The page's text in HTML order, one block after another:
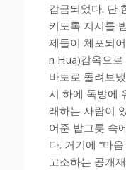
감금되었다. 단
키도록 지시를
제들이 체포되
n Hua)감옥으
바토로 돌려보
시 하에 독방에
래하는 사람이
어준 밥그릇 속
다. 거기에 “마
고소하는 공개